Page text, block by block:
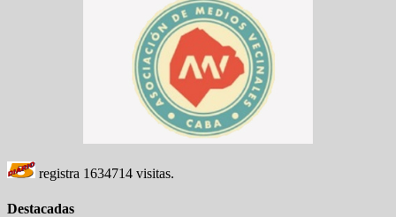
registra 1634714 visitas.
Destacadas